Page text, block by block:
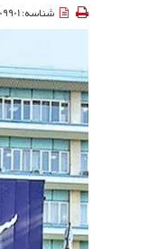
شناسه: 4109901